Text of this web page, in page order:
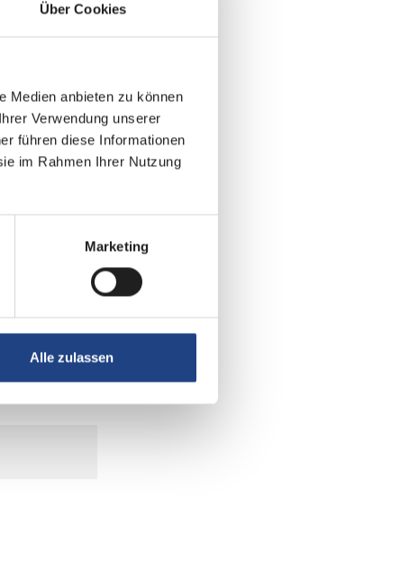
Über Cookies
Medien anbieten zu können
Verwendung unserer
führen diese Informationen
im Rahmen Ihrer Nutzung
Marketing
Alle zulassen